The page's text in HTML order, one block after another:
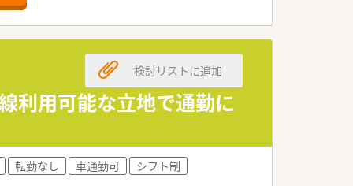
利用可能な立地で通勤に
検討リストに追加
転勤なし 車通勤可 シフト制